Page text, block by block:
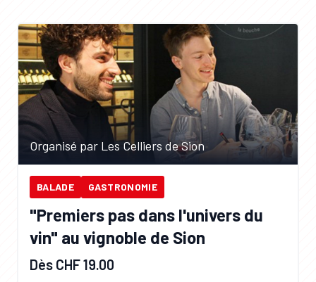
Organisé par Les Celliers de Sion
BALADE GASTRONOMIE
"Premiers pas dans l'univers du
vin" au vignoble de Sion
Dès CHF 19.00